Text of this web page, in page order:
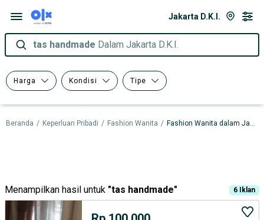
Jakarta D.K.I.
tas handmade Dalam Jakarta D.K.I.
Harga Kondisi Tipe
Beranda / Keperluan Pribadi / Fashion Wanita / Fashion Wanita dalam Jakarta D.K.I.
Menampilkan hasil untuk "tas handmade" 6 Iklan